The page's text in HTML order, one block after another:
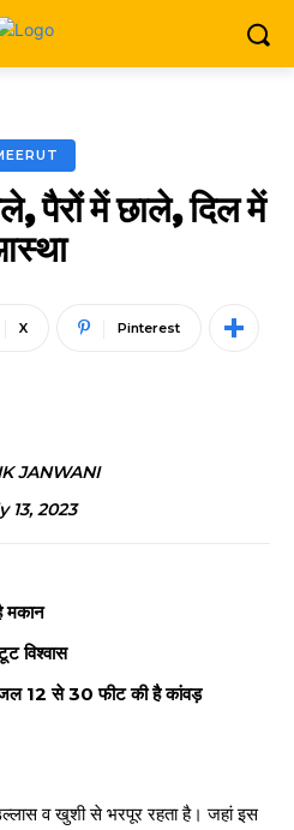
पैरों में छाले, दिल में
X Pinterest
JANWANI
13, 2023
मकान
विश्वास
12 से 30 फीट की है कांवड़
व खुशी से भरपूर रहता है। जहां इस